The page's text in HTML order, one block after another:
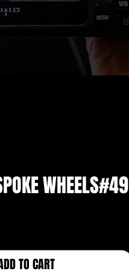
WHEELS#49
TO CART